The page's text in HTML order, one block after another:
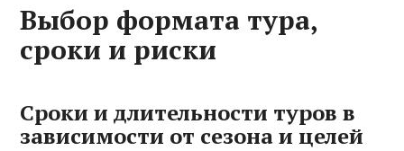
Выбор формата тура,
сроки и риски
Сроки и длительности туров в
зависимости от сезона и целей